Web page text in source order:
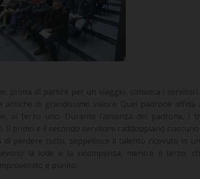
prima di partire per un viaggio, convoca i servitori e
di grandissimo valore. Quel padrone affida al
al terzo uno. Durante l’assenza del padrone, i tre
primo e il secondo servitore raddoppiano ciascuno il
perdere tutto, seppellisce il talento ricevuto in una
la lode e la ricompensa, mentre il terzo, che
e punito.